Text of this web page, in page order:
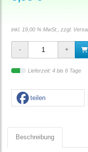
inkl. 19,00 % MwSt., zzgl.
Lieferzeit: 4 bis 6 Tage
teilen
Beschreibung